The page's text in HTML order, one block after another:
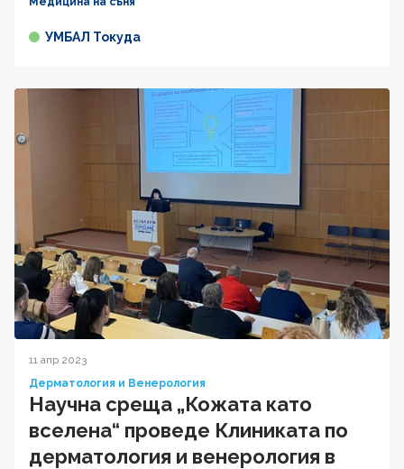
УМБАЛ Токуда
11 апр 2023
Дерматология и Венерология
Научна среща „Кожата като
вселена“ проведе Клиниката по
дерматология и венерология в